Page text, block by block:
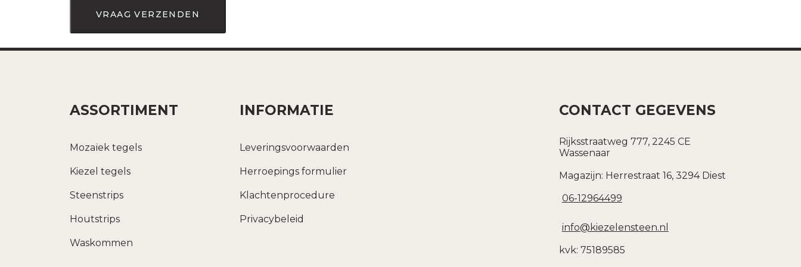
ASSORTIMENT
Mozaïek tegels
Kiezel tegels
Steenstrips
Houtstrips
Waskommen
INFORMATIE
Leveringsvoorwaarden
Herroepings formulier
Klachtenprocedure
Privacybeleid
CONTACT GEGEVENS
Rijksstraatweg 777, 2245 CE
Wassenaar
Magazijn: Herrestraat 16, 3294 Diest
06-12964499
info@kiezelensteen.nl
kvk: 75189585